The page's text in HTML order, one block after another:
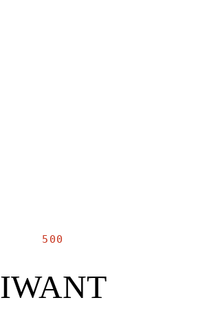
500
IWANT